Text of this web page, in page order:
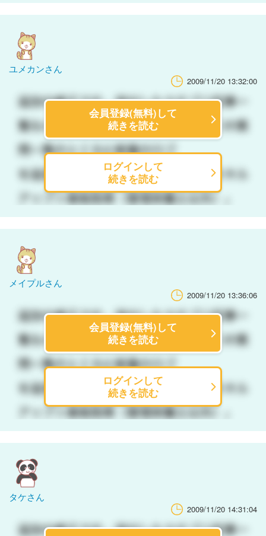
ユメカンさん
2009/11/20 13:32:00
会員登録(無料)して
続きを読む
ログインして
続きを読む
メイプルさん
2009/11/20 13:36:06
会員登録(無料)して
続きを読む
ログインして
続きを読む
タケさん
2009/11/20 14:31:04